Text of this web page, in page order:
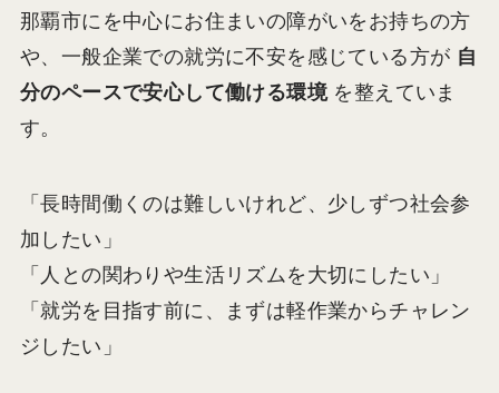
那覇市にを中心にお住まいの障がいをお持ちの方
や、一般企業での就労に不安を感じている方が 自
分のペースで安心して働ける環境を整えていま
す。
「長時間働くのは難しいけれど、少しずつ社会参
加したい」
「人との関わりや生活リズムを大切にしたい」
「就労を目指す前に、まずは軽作業からチャレン
ジしたい」